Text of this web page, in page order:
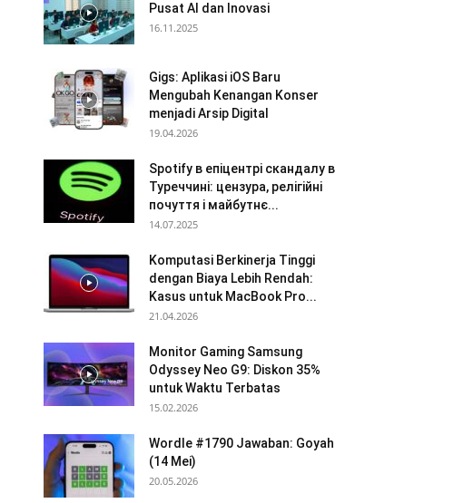
Pusat AI dan Inovasi
16.11.2025
Gigs: Aplikasi iOS Baru
Mengubah Kenangan Konser
menjadi Arsip Digital
19.04.2026
Spotify в епіцентрі скандалу в
Туреччині: цензура, релігійні
почуття і майбутнє...
14.07.2025
Komputasi Berkinerja Tinggi
dengan Biaya Lebih Rendah:
Kasus untuk MacBook Pro...
21.04.2026
Monitor Gaming Samsung
Odyssey Neo G9: Diskon 35%
untuk Waktu Terbatas
15.02.2026
Wordle #1790 Jawaban: Goyah
(14 Mei)
20.05.2026